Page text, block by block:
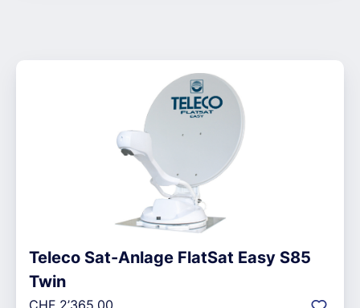
Teleco Sat-Anlage FlatSat Easy S85
Twin
Regulärer Preis: